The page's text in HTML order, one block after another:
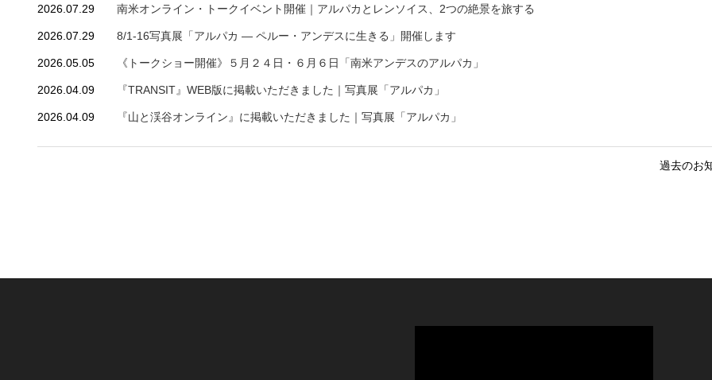
2026.07.29 南米オンライン・トークイベント開催｜アルパカとレンソイス、2つの絶景を旅する
2026.07.29 8/1-16写真展「アルパカ ― ペルー・アンデスに生きる」開催します
2026.05.05 《トークショー開催》５月２４日・６月６日「南米アンデスのアルパカ」
2026.04.09 『TRANSIT』WEB版に掲載いただきました｜写真展「アルパカ」
2026.04.09 『山と渓谷オンライン』に掲載いただきました｜写真展「アルパカ」
過去のお